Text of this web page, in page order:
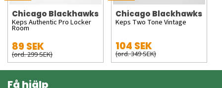
Chicago Blackhawks
Keps Authentic Pro Locker
Room
89 SEK
(ord. 299 SEK)
Chicago Blackhawks
Keps Two Tone Vintage
104 SEK
(ord. 349 SEK)
Få hjälp